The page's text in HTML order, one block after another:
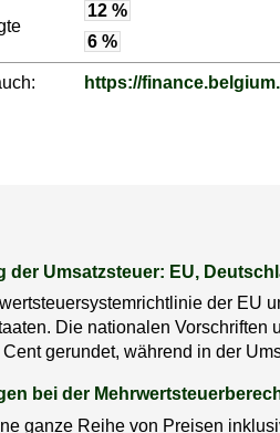
12 %
6 %
https://
der Umsatzsteuer: EU,
der EU
Die nationalen
gerundet, während in der
bei der
ganze Reihe von Preisen